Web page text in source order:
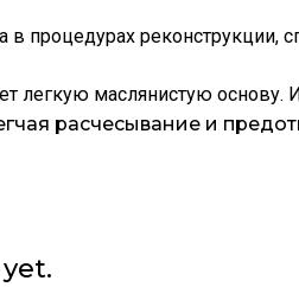
в процедурах
легкую маслянистую основу.
расчесывание и